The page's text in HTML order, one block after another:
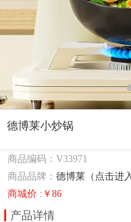
德博莱小炒锅
商品编码：V33971
商品品牌：德博莱（点击进
商城价 :￥86
产品详情